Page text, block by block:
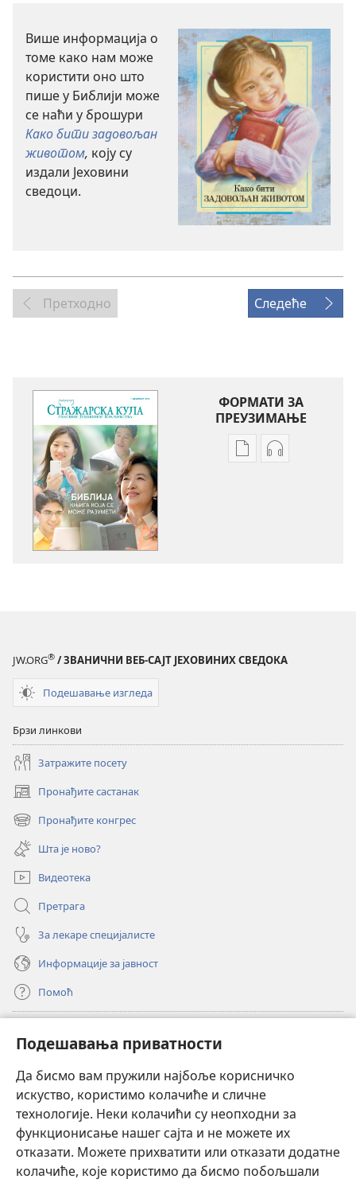
Подешавања приватности
Да бисмо вам пружили најбоље корисничко
искуство, користимо колачиће и сличне
технологије. Неки колачићи су неопходни за
функционисање нашег сајта и не можете их
отказати. Можете прихватити или отказати додатне
колачиће, које користимо да бисмо побољшали
Више информација о
томе како нам може
користити оно што
пише у Библији може
се наћи у брошури
Како бити задовољан
животом, коју су
издали Јеховини
сведоци.
Претходно Следеће
ФОРМАТИ ЗА
ПРЕУЗИМАЊЕ
Формати
се
Формати
се
JW.ORG® / ЗВАНИЧНИ ВЕБ-САЈТ ЈЕХОВИНИХ СВЕДОКА
Подешавање изгледа
Брзи линкови
Затражите посету
Пронађите састанак
(отвара
нови
прозор)
Пронађите конгрес
(отвара
нови
прозор)
Шта је ново?
Видеотека
Претрага
За лекаре специјалисте
Информације за јавност
Помоћ
(отвара
нови
прозор)ОНЛАЈН БИБЛИОТЕКА Watchtower
(отвара
нови
прозор)JW Hub®
(отвара
нови
прозор)JW Library
®